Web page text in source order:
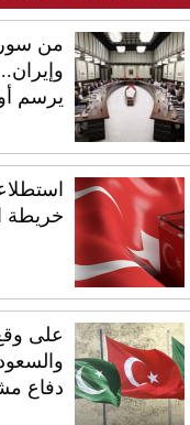
من
يرسم
خريطة
على
دفاع